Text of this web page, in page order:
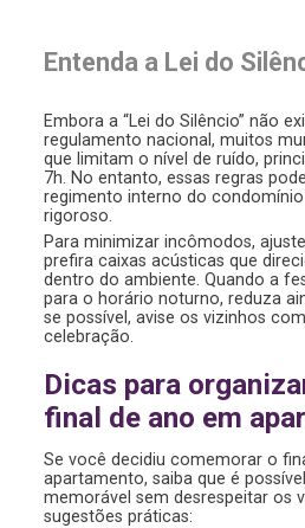
Entenda a Lei do
Embora a “Lei do Silêncio” não
regulamento nacional, muitos
que limitam o nível de ruído,
7h. No entanto, essas regras
regimento interno do
rigoroso.
Para minimizar incômodos,
prefira caixas acústicas que
dentro do ambiente. Quando a
para o horário noturno, reduza
se possível, avise os vizinhos
celebração.
Dicas para
final de ano em
Se você decidiu comemorar o
apartamento, saiba que é
memorável sem desrespeitar os
sugestões práticas: